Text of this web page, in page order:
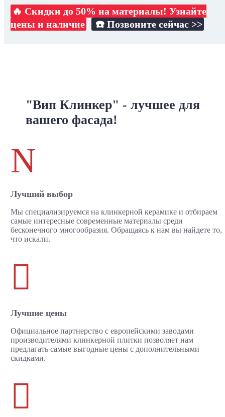
🔥 Скидки до 50% на материалы! Узнайте
цены и наличие
☎️ Позвоните сейчас >>
"Вип Клинкер" - лучшее для
вашего фасада!
N
Лучший выбор
Мы специализируемся на клинкерной керамике и отбираем
самые интересные современные материалы среди
бесконечного многообразия. Обращаясь к нам вы найдете то,
что искали.

Лучшие цены
Официальное партнерство с европейскими заводами
производителями клинкерной плитки позволяет нам
предлагать самые выгодные цены с дополнительными
скидками.
